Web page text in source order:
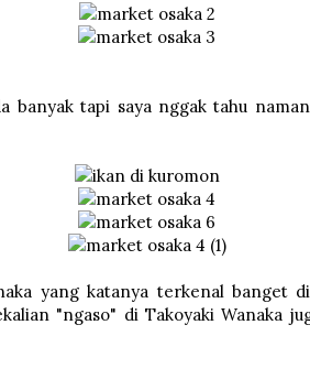
banyak tapi saya nggak tahu
yang katanya terkenal banget
"ngaso" di Takoyaki Wanaka